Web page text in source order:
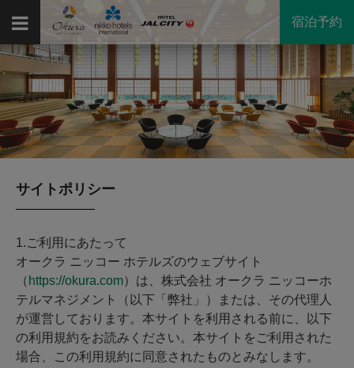
宿泊予約
サイトポリシー
1.ご利用にあたって
オークラ ニッコー ホテルズのウェブサイト
（ https://okura.com）は、株式会社 オークラ ニッコーホ
テルマネジメント（以下「弊社」）または、その代理人
が運営しております。本サイトを利用される前に、以下
の利用規約をお読みください。本サイトをご利用された
場合、この利用規約に同意されたものとみなします。